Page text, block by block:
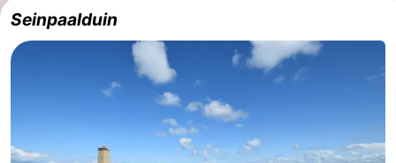
Seinpaalduin